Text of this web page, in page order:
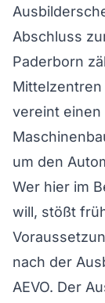
Abschluss
Paderborn
vereint einen
um den
Wer hier im
will, stößt
nach der
AEVO. Der